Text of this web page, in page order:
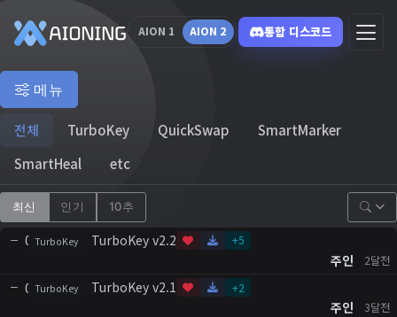
AION 1 AION 2 통합 디스코드
메뉴
전체 TurboKey QuickSwap
SmartMarker
SmartHeal
etc
최신 인기 10추
0 TurboKey TurboKey v2.2 +5
주인 2달전
0 TurboKey TurboKey v2.1 +2
주인 3달전